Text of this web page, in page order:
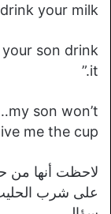
your milk?!”
son drink
it.”
son won’t
me the cup.”
لاحظت أنها من
على شرب